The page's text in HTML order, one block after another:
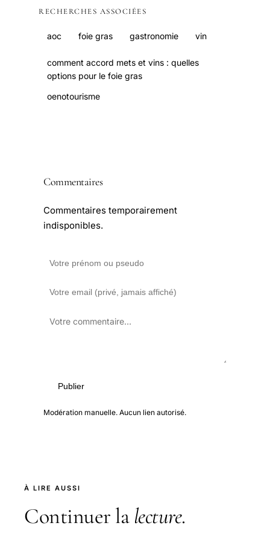
RECHERCHES ASSOCIÉES
aoc foie gras gastronomie vin
comment accord mets et vins : quelles
options pour le foie gras
oenotourisme
Commentaires
Commentaires temporairement
indisponibles.
Publier
Modération manuelle. Aucun lien autorisé.
À LIRE AUSSI
Continuer la lecture.